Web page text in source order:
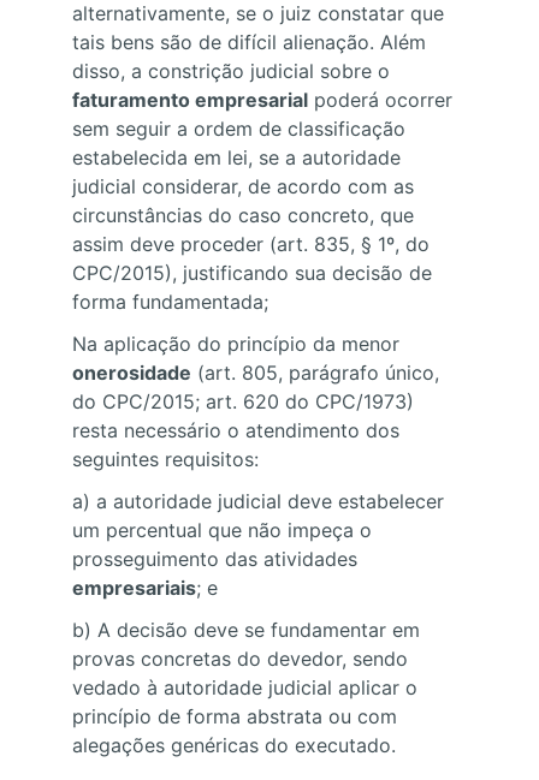
alternativamente, se o juiz constatar que
tais bens são de difícil alienação. Além
disso, a constrição judicial sobre o
faturamento empresarial poderá ocorrer
sem seguir a ordem de classificação
estabelecida em lei, se a autoridade
judicial considerar, de acordo com as
circunstâncias do caso concreto, que
assim deve proceder (art. 835, § 1º, do
CPC/2015), justificando sua decisão de
forma fundamentada;
Na aplicação do princípio da menor
onerosidade (art. 805, parágrafo único,
do CPC/2015; art. 620 do CPC/1973)
resta necessário o atendimento dos
seguintes requisitos:
a) a autoridade judicial deve estabelecer
um percentual que não impeça o
prosseguimento das atividades
empresariais; e
b) A decisão deve se fundamentar em
provas concretas do devedor, sendo
vedado à autoridade judicial aplicar o
princípio de forma abstrata ou com
alegações genéricas do executado.